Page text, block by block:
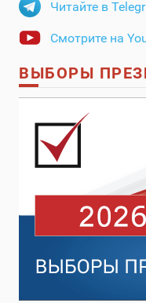
Читайте в
Смотрите на
ВЫБОРЫ